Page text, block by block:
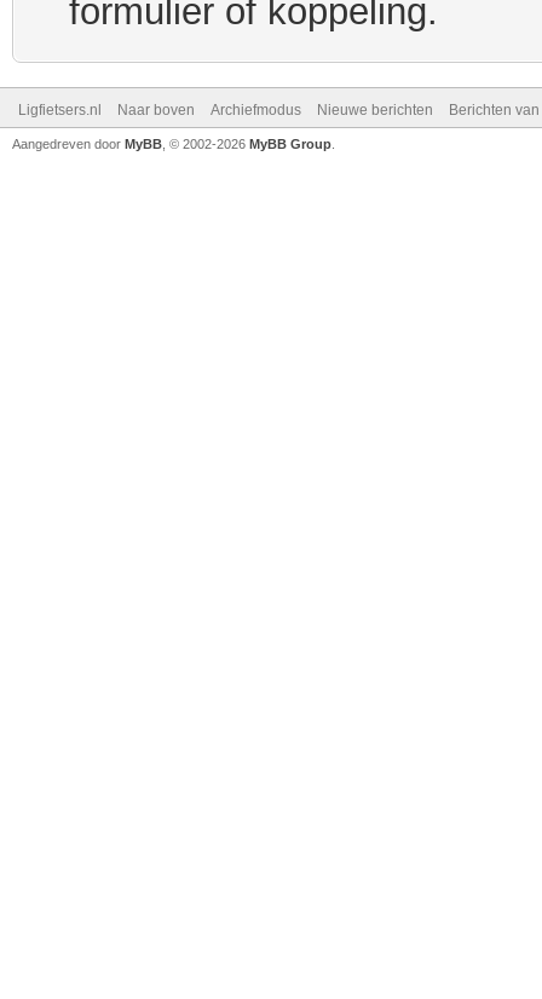
formulier of koppeling.
Ligfietsers.nl Naar boven Archiefmodus Nieuwe berichten Berichten
Aangedreven door MyBB , © 2002-2026 MyBB Group